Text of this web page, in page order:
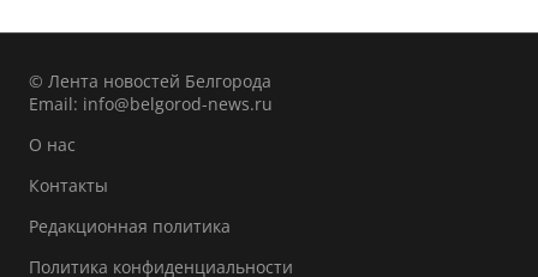
© Лента новостей Белгорода
Email: info@belgorod-news.ru
О нас
Контакты
Редакционная политика
Политика конфиденциальности